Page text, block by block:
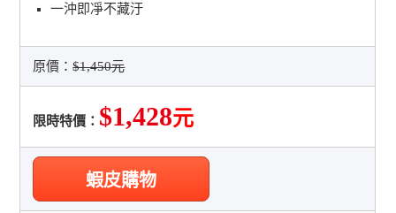
一沖即凈不藏汙
原價：$1,450元
限時特價： $1,428元
蝦皮購物